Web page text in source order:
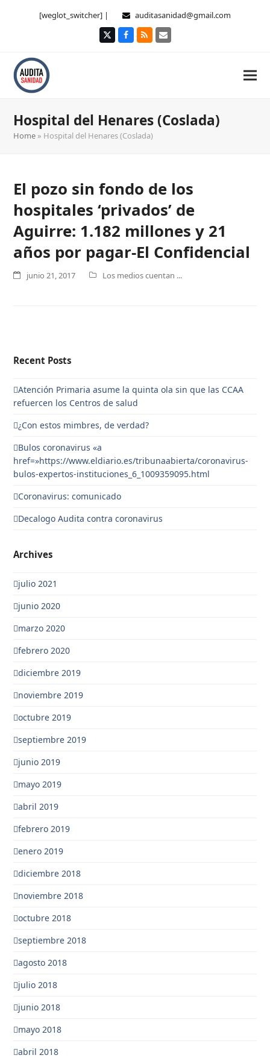
[weglot_switcher] | auditasanidad@gmail.com
TwitterFacebook
RSS Correo
Hospital del Henares (Coslada)
Home » Hospital del Henares (Coslada)
El pozo sin fondo de los
hospitales ‘privados’ de
Aguirre: 1.182 millones y 21
años por pagar-El Confidencial
junio 21, 2017 Los medios cuentan ...
Recent Posts
Atención Primaria asume la quinta ola sin que las CCAA
refuercen los Centros de salud
¿Con estos mimbres, de verdad?
Bulos coronavirus «a
href=»https://www.eldiario.es/tribunaabierta/coronavirus-
bulos-expertos-instituciones_6_1009359095.html
Coronavirus: comunicado
Decalogo Audita contra coronavirus
Archives
julio 2021
junio 2020
marzo 2020
febrero 2020
diciembre 2019
noviembre 2019
octubre 2019
septiembre 2019
junio 2019
mayo 2019
abril 2019
febrero 2019
enero 2019
diciembre 2018
noviembre 2018
octubre 2018
septiembre 2018
agosto 2018
julio 2018
junio 2018
mayo 2018
abril 2018